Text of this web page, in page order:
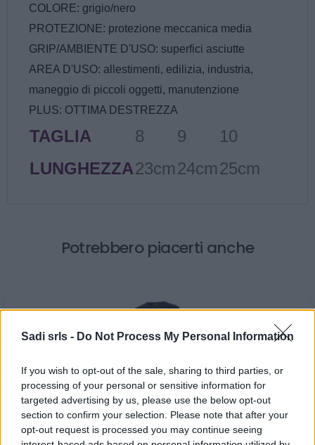
Sadi srls - Do Not Process My Personal Information
If you wish to opt-out of the sale, sharing to third parties, or
processing of your personal or sensitive information for
targeted advertising by us, please use the below opt-out
section to confirm your selection. Please note that after your
opt-out request is processed you may continue seeing
COLORE: grigio/nero
PROTEZIONE: protezione meccanica media
GRIP/AMBIENTE D'USO: superfici asciutte
AREA D'USO: allestimenti, edilizia, industria,
maneggio di piccoli oggetti, manutenzione
PLUS: OTTIMA DESTREZZA
TAGLIA 8 9
10
LUNGHEZZA23cm24cm25cm
Potrebbero piacerti anche
T-Shirt da lavoro maglietta U Power Alien Deep Blue
maniche lunghe 100% Cotone